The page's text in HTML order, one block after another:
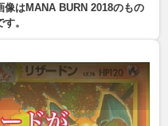
シラムex SV11W
086 SAR
￥13,000
イパーボール
071/060 UR
￥12,000
ミュウツーGX SM3+
075/072 SR
像はMANA BURN 2018のもの
す。